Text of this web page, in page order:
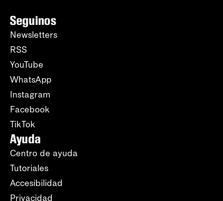
Seguinos
Newsletters
RSS
YouTube
WhatsApp
Instagram
Facebook
TikTok
Ayuda
Centro de ayuda
Tutoriales
Accesibilidad
Privacidad